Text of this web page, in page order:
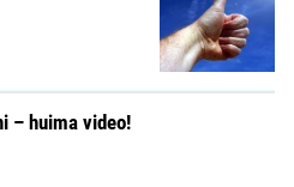
– huima video!